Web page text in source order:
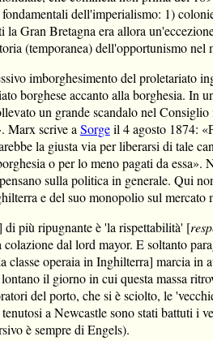
dell'imperialismo: 1)
Gran Bretagna era allora
(temporanea) dell'opportunismo nel
imborghesimento del proletariato
borghese accanto alla borghesia.
un grande scandalo nel
Marx scrive a Sorgeil 4 agosto 1874:
la giusta via per liberarsi di tale
o per lo meno pagati da
sulla politica in generale. Qui
e del suo monopolio sul mercato
più ripugnante è 'la rispettabilità' [
dal lord mayor. E soltanto
operaia in Inghilterra] marcia in
il giorno in cui questa massa
del porto, che si è sciolto, le
a Newcastle sono stati battuti
è sempre di Engels).